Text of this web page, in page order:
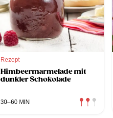
Rezept
Himbeermarmelade mit
dunkler Schokolade
30–60 MIN